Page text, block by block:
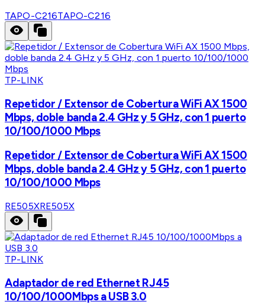
TAPO-C216TAPO-C216
TP-LINK
Repetidor / Extensor de Cobertura WiFi AX 1500
Mbps, doble banda 2.4 GHz y 5 GHz, con 1 puerto
10/100/1000 Mbps
Repetidor / Extensor de Cobertura WiFi AX 1500
Mbps, doble banda 2.4 GHz y 5 GHz, con 1 puerto
10/100/1000 Mbps
RE505XRE505X
TP-LINK
Adaptador de red Ethernet RJ45
10/100/1000Mbps a USB 3.0